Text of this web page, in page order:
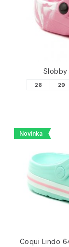
Slobby
28 29
Novinka
Coqui Lindo